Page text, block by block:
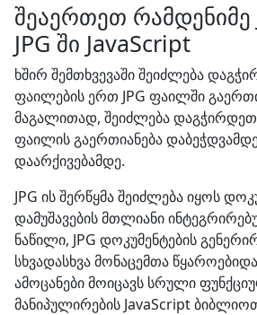
შეაერთეთ რამდენიმე
JPG ში JavaScript
ხშირ შემთხვევაში შეიძლება
ფაილების ერთ JPG ფაილში
მაგალითად, შეიძლება დაგჭირდეთ
ფაილის გაერთიანება
დაარქივებამდე.
JPG ის შერწყმა შეიძლება იყოს
დამუშავების მთლიანი
ნაწილი, JPG დოკუმენტების
სხვადასხვა მონაცემთა
ამოცანები მოიცავს სრული
მანიპულირების JavaScript